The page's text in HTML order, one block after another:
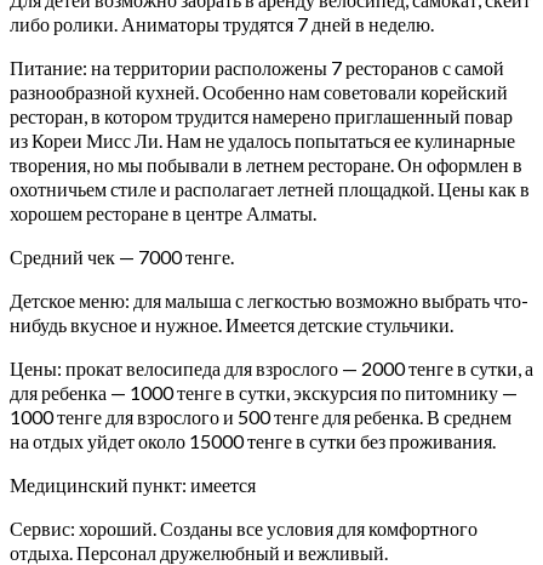
либо ролики. Аниматоры трудятся 7 дней в неделю.
Питание: на территории расположены 7 ресторанов с самой
разнообразной кухней. Особенно нам советовали корейский
ресторан, в котором трудится намерено приглашенный повар
из Кореи Мисс Ли. Нам не удалось попытаться ее кулинарные
творения, но мы побывали в летнем ресторане. Он оформлен в
охотничьем стиле и располагает летней площадкой. Цены как в
хорошем ресторане в центре Алматы.
Средний чек — 7000 тенге.
Детское меню: для малыша с легкостью возможно выбрать что-
нибудь вкусное и нужное. Имеется детские стульчики.
Цены: прокат велосипеда для взрослого — 2000 тенге в сутки, а
для ребенка — 1000 тенге в сутки, экскурсия по питомнику —
1000 тенге для взрослого и 500 тенге для ребенка. В среднем
на отдых уйдет около 15000 тенге в сутки без проживания.
Медицинский пункт: имеется
Сервис: хороший. Созданы все условия для комфортного
отдыха. Персонал дружелюбный и вежливый.